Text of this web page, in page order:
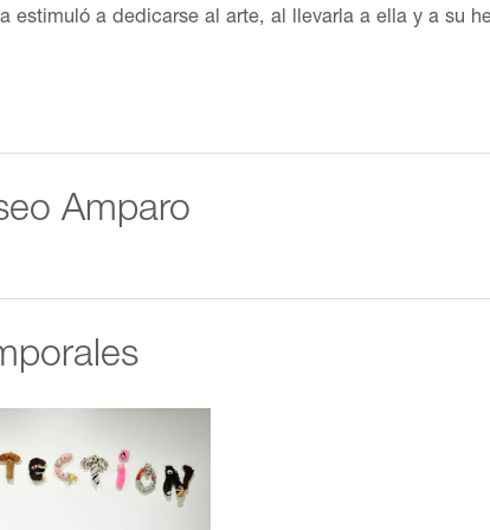
estimuló a dedicarse al arte, al llevarla a ella y a su
Nationale Supérieure des Arts Décoratifs en París,
en una exposición, cuya temática era la lana.
The Boarders (1971-72), en la que primero empezó a
con escritos, dibujos y fotografías que podían ser
otras —la embaucadora, la mujer práctica, la
cotidianos sobredimensionados, todos
de partes corporales, impresas en varias escalas.
sobre la pared, con la fluida caligrafía de la
My Little Effigies (1988), una serie en la cual colgó
Vows (1988-91), ensamblajes esculturales de
Amparo